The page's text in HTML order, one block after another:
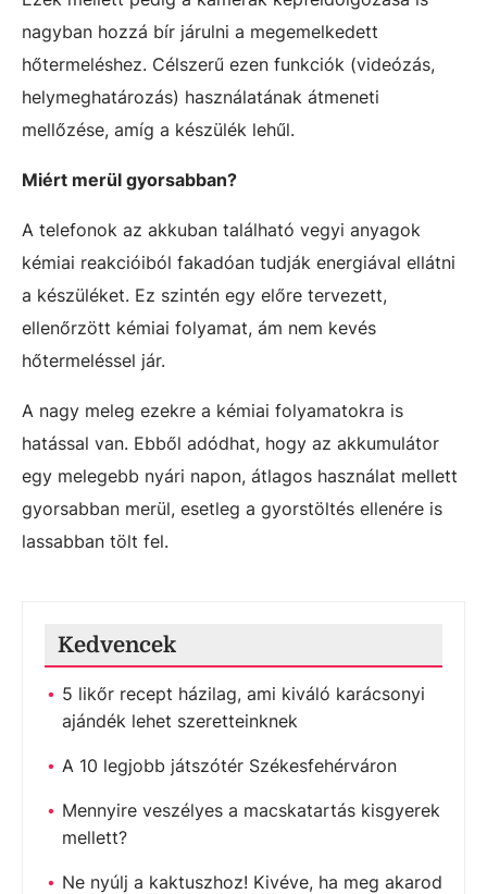
nagyban hozzá bír járulni a megemelkedett
hőtermeléshez. Célszerű ezen funkciók (videózás,
helymeghatározás) használatának átmeneti
mellőzése, amíg a készülék lehűl.
Miért merül gyorsabban?
A telefonok az akkuban található vegyi anyagok
kémiai reakcióiból fakadóan tudják energiával ellátni
a készüléket. Ez szintén egy előre tervezett,
ellenőrzött kémiai folyamat, ám nem kevés
hőtermeléssel jár.
A nagy meleg ezekre a kémiai folyamatokra is
hatással van. Ebből adódhat, hogy az akkumulátor
egy melegebb nyári napon, átlagos használat mellett
gyorsabban merül, esetleg a gyorstöltés ellenére is
lassabban tölt fel.
Kedvencek
5 likőr recept házilag, ami kiváló karácsonyi
ajándék lehet szeretteinknek
A 10 legjobb játszótér Székesfehérváron
Mennyire veszélyes a macskatartás kisgyerek
mellett?
Ne nyúlj a kaktuszhoz! Kivéve, ha meg akarod